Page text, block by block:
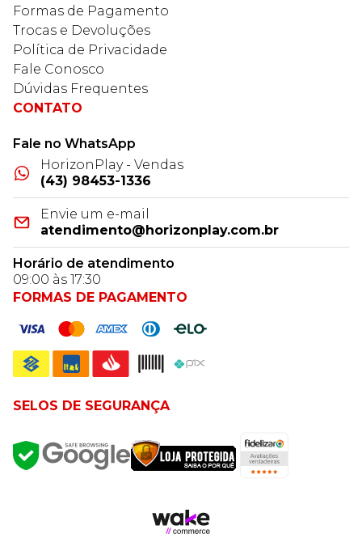
Formas de Pagamento
Trocas e Devoluções
Política de Privacidade
Fale Conosco
Dúvidas Frequentes
CONTATO
Fale no WhatsApp
HorizonPlay - Vendas
(43) 98453-1336
Envie um e-mail
atendimento@horizonplay.com.br
Horário de atendimento
09:00 às 17:30
FORMAS DE PAGAMENTO
SELOS DE SEGURANÇA